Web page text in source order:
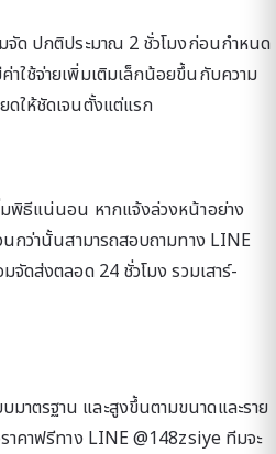
จัด ปกติประมาณ 2 ชั่วโมงก่อนกำหนด
ใช้จ่ายเพิ่มเติมเล็กน้อยขึ้นกับความ
ดให้ชัดเจนตั้งแต่แรก
ธีแน่นอน หากแจ้งล่วงหน้าอย่าง
กว่านั้นสามารถสอบถามทาง LINE
ดส่งตลอด 24 ชั่วโมง รวมเสาร์-
าตรฐาน และสูงขึ้นตามขนาดและราย
าคาฟรีทาง LINE @148zsiye ทีมจะ